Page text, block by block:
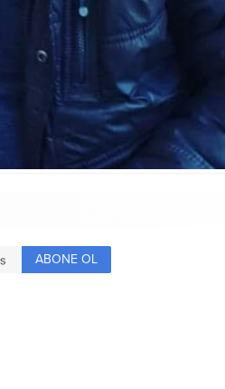
ABONE OL